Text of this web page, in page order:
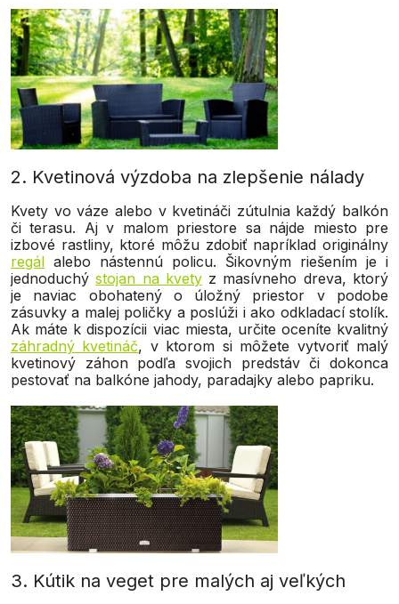
2. Kvetinová výzdoba na zlepšenie nálady
Kvety vo váze alebo v kvetináči zútulnia každý balkón
či terasu. Aj v malom priestore sa nájde miesto pre
izbové rastliny, ktoré môžu zdobiť napríklad originálny
regál alebo nástennú policu. Šikovným riešením je i
jednoduchýstojan na kvetyz masívneho dreva, ktorý
je naviac obohatený o úložný priestor v podobe
zásuvky a malej poličky a poslúži i ako odkladací stolík.
Ak máte k dispozícii viac miesta, určite oceníte kvalitný
záhradný kvetináč, v ktorom si môžete vytvoriť malý
kvetinový záhon podľa svojich predstáv či dokonca
pestovať na balkóne jahody, paradajky alebo papriku.
3. Kútik na veget pre malých aj veľkých